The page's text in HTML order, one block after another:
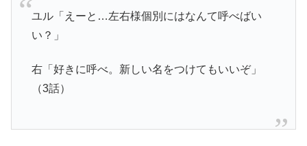
ユル「えーと…左右様個別にはなんて呼べばい
い？」
右「好きに呼べ。新しい名をつけてもいいぞ」
（3話）